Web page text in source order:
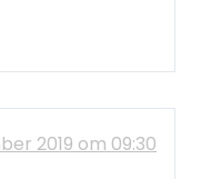
2019 om 09:30